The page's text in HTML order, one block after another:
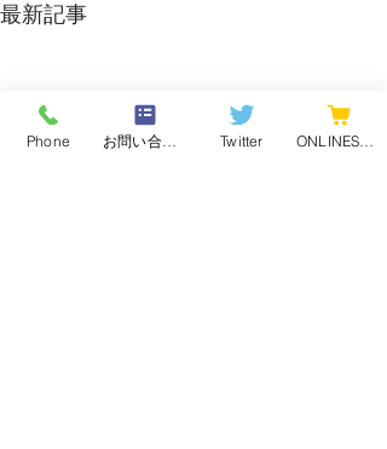
最新記事
Phone お問い合わせフォーム Twitter